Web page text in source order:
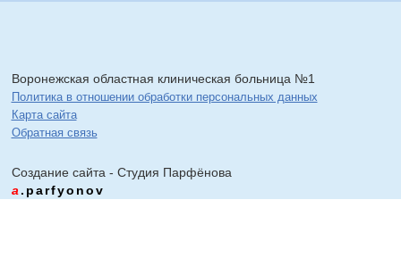
Воронежская областная клиническая больница №1
Политика в отношении обработки персональных данных
Карта сайта
Обратная связь
Создание сайта - Cтудия Парфёнова
a .parfyonov